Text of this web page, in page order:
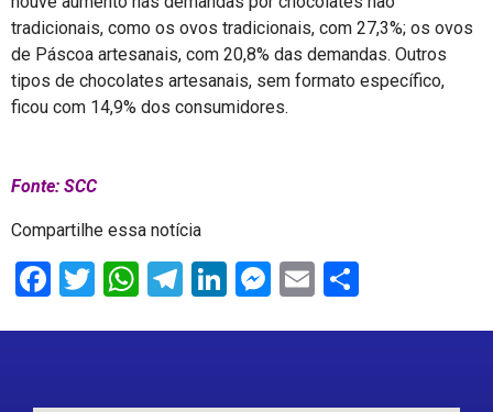
tradicionais, como os ovos tradicionais, com 27,3%; os ovos
de Páscoa artesanais, com 20,8% das demandas. Outros
tipos de chocolates artesanais, sem formato específico,
ficou com 14,9% dos consumidores.
Fonte: SCC
Compartilhe essa notícia
Facebook
Twitter
WhatsApp
Telegram
LinkedIn
Messenger
Email